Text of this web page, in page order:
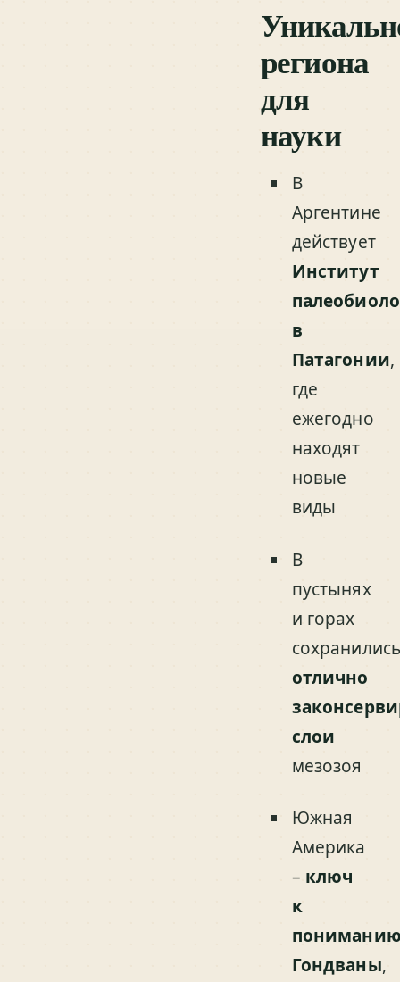
региона
для
науки
В
Аргентине
действует
Институт
в
Патагонии,
где
ежегодно
находят
новые
виды
В
пустынях
и горах
отлично
слои
мезозоя
Южная
Америка
– ключ
к
Гондваны,